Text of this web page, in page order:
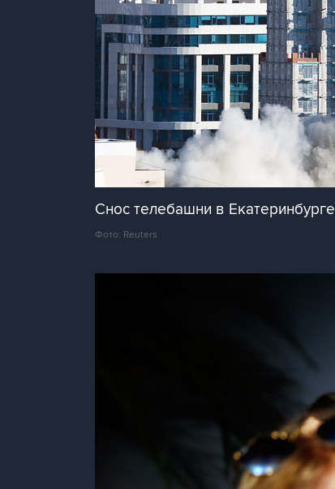
Снос телебашни в Екатеринбурге
Фото: Reuters